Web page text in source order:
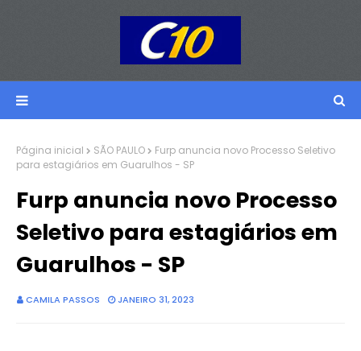
Página inicial SÃO PAULO
Furp anuncia novo Processo Seletivo
para estagiários em Guarulhos - SP
Furp anuncia novo Processo
Seletivo para estagiários em
Guarulhos - SP
CAMILA PASSOS JANEIRO 31, 2023